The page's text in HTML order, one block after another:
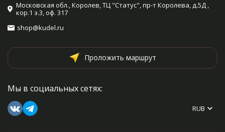
Московская обл., Королев, ТЦ "Статус", пр-т Королева, д.5Д ,
кор.1 э.3, оф. 317
shop@kudel.ru
Проложить маршрут
Мы в социальных сетях:
RUB